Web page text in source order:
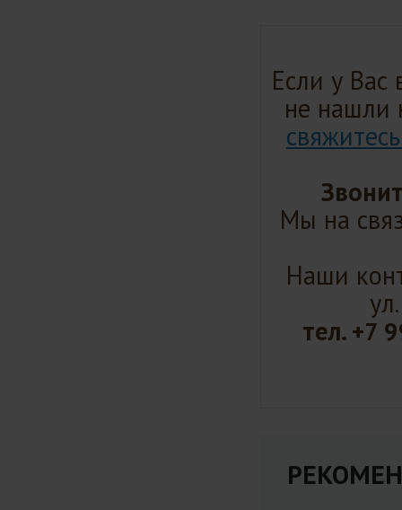
Если у
не нашли
Мы на
Наши
тел.+7